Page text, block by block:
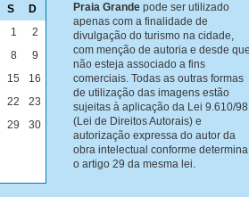
S D
1
2
8
9
15
16
22
23
29
30
Praia Grande pode ser utilizado
apenas com a finalidade de
divulgação do turismo na cidade,
com menção de autoria e desde
não esteja associado a fins
comerciais. Todas as outras formas
de utilização das imagens estão
sujeitas à aplicação da Lei 9.610/98
(Lei de Direitos Autorais) e
autorização expressa do autor da
obra intelectual conforme determina
o artigo 29 da mesma lei.